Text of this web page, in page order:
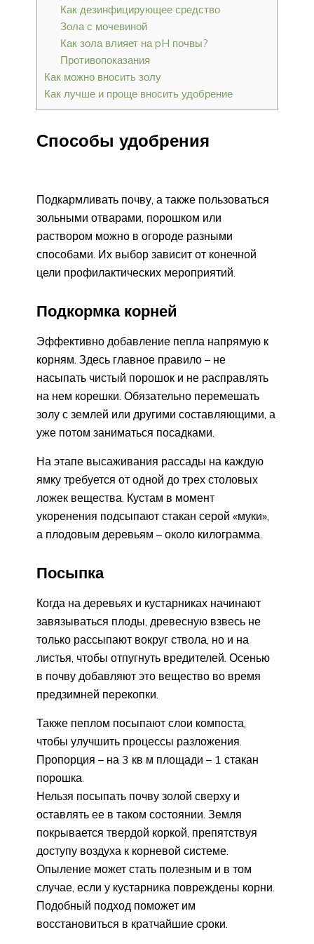
Как дезинфицирующее средство
Зола с мочевиной
Как зола влияет на pH почвы?
Противопоказания
Как можно вносить золу
Как лучше и проще вносить удобрение
Способы удобрения
Подкармливать почву, а также пользоваться
зольными отварами, порошком или
раствором можно в огороде разными
способами. Их выбор зависит от конечной
цели профилактических мероприятий.
Подкормка корней
Эффективно добавление пепла напрямую к
корням. Здесь главное правило – не
насыпать чистый порошок и не расправлять
на нем корешки. Обязательно перемешать
золу с землей или другими составляющими, а
уже потом заниматься посадками.
На этапе высаживания рассады на каждую
ямку требуется от одной до трех столовых
ложек вещества. Кустам в момент
укоренения подсыпают стакан серой «муки»,
а плодовым деревьям – около килограмма.
Посыпка
Когда на деревьях и кустарниках начинают
завязываться плоды, древесную взвесь не
только рассыпают вокруг ствола, но и на
листья, чтобы отпугнуть вредителей. Осенью
в почву добавляют это вещество во время
предзимней перекопки.
Также пеплом посыпают слои компоста,
чтобы улучшить процессы разложения.
Пропорция – на 3 кв м площади – 1 стакан
порошка.
Нельзя посыпать почву золой сверху и
оставлять ее в таком состоянии. Земля
покрывается твердой коркой, препятствуя
доступу воздуха к корневой системе.
Опыление может стать полезным и в том
случае, если у кустарника повреждены корни.
Подобный подход поможет им
восстановиться в кратчайшие сроки.